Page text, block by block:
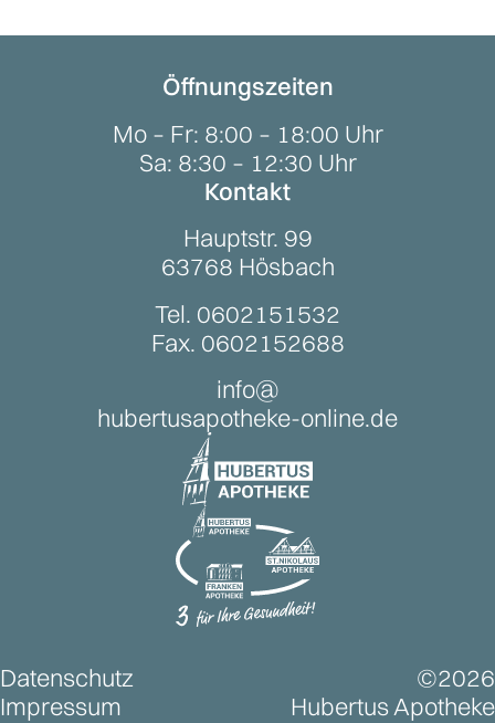
Öffnungszeiten
Mo – Fr: 8:00 – 18:00 Uhr
Sa: 8:30 – 12:30 Uhr
Kontakt
Hauptstr. 99
63768 Hösbach
Tel. 0602151532
Fax. 0602152688
info@
hubertusapotheke-online.de
Datenschutz
Impressum
©2026
Hubertus Apotheke